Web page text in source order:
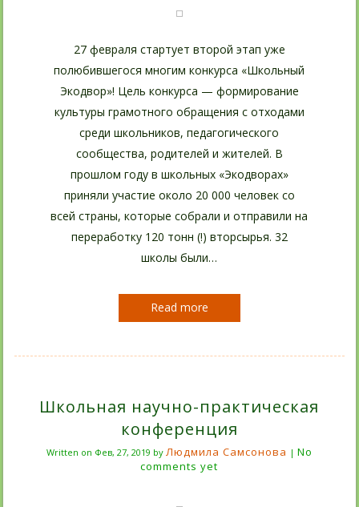
27 февраля стартует второй этап уже
полюбившегося многим конкурса «Школьный
Экодвор»! Цель конкурса — формирование
культуры грамотного обращения с отходами
среди школьников, педагогического
сообщества, родителей и жителей. В
прошлом году в школьных «Экодворах»
приняли участие около 20 000 человек со
всей страны, которые собрали и отправили на
переработку 120 тонн (!) вторсырья. 32
школы были…
Read more
Школьная научно-практическая
конференция
Written on Фев, 27, 2019 by Людмила Самсонова | No
comments yet